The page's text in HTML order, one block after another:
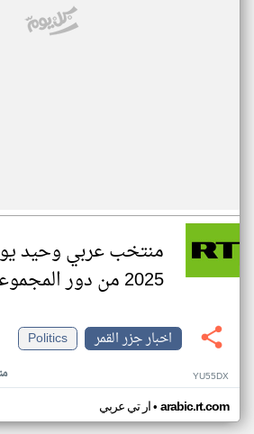
منتخب عربي وحيد
2025 من دور المجموعات
اخبار جزر القمر
Politics
YU55DX
ار تي عربي• arabic.rt.com